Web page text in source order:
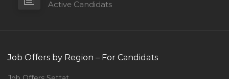
Active Candidats
Job Offers by Region – For Candidats